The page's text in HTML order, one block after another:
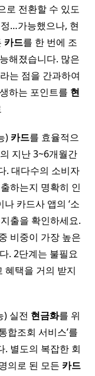
로 전환할 수 있도
…가능했으나, 현
카드를 한 번에 조
해졌습니다. 많은
는 점을 간과하여
하는 포인트를 현
) 카드를 효율적으
지난 3~6개월간
. 대다수의 소비자
하는지 명확히 인
카드사 앱의 ‘소
출을 확인하세요.
비중이 가장 높은
. 2단계는 불필요
혜택을 거의 받지
) 실전 현금화를 위
합조회 서비스’를
. 별도의 복잡한 회
의로 된 모든 카드